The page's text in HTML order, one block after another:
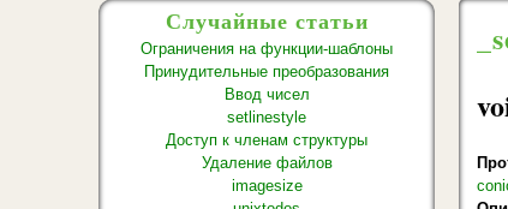
Случайные статьи
Ограничения на функции-шаблоны
Принудительные преобразования
Ввод чисел
setlinestyle
Доступ к членам структуры
Удаление файлов
imagesize